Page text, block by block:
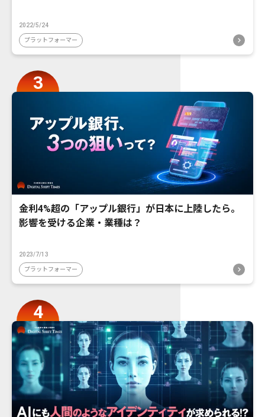
2022/5/24
プラットフォーマー
金利4%超の「アップル銀行」が日本に上陸したら。
影響を受ける企業・業種は？
2023/7/13
プラットフォーマー